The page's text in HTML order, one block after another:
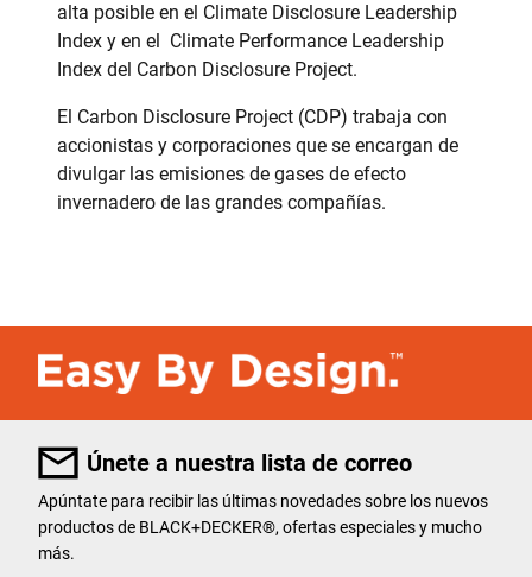
alta posible en el Climate Disclosure Leadership
Index y en el Climate Performance Leadership
Index del Carbon Disclosure Project.
El Carbon Disclosure Project (CDP) trabaja con
accionistas y corporaciones que se encargan de
divulgar las emisiones de gases de efecto
invernadero de las grandes compañías.
Únete a nuestra lista de correo
Apúntate para recibir las últimas novedades sobre los nuevos
productos de BLACK+DECKER®, ofertas especiales y mucho
más.